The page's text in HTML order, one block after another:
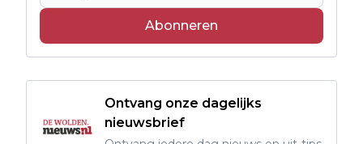
Abonneren
Ontvang onze dagelijks
nieuwsbrief